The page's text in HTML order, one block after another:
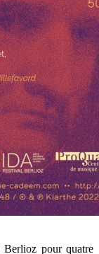
Berlioz pour quatre